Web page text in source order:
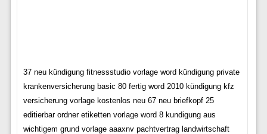
37 neu kündigung fitnessstudio vorlage word kündigung private
krankenversicherung basic 80 fertig word 2010 kündigung kfz
versicherung vorlage kostenlos neu 67 neu briefkopf 25
editierbar ordner etiketten vorlage word 8 kundigung aus
wichtigem grund vorlage aaaxnv pachtvertrag landwirtschaft